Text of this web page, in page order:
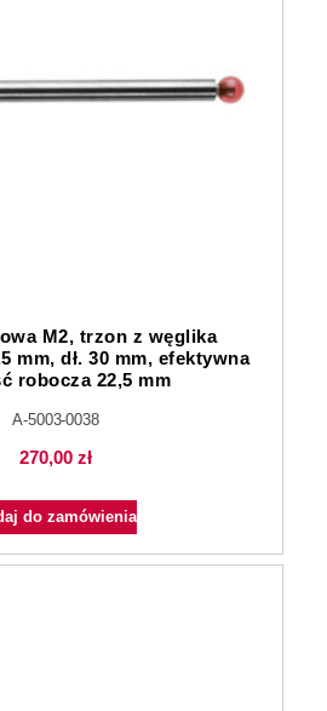
M2, trzon z węglika
mm, dł. 30 mm, efektywna
robocza 22,5 mm
A-5003-0038
270,00 zł
do zamówienia